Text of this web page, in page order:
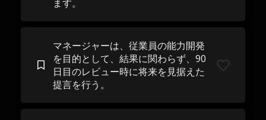
ます。
マネージャーは、従業員の能力開発
を目的として、結果に関わらず、90
日目のレビュー時に将来を見据えた
提言を行う。